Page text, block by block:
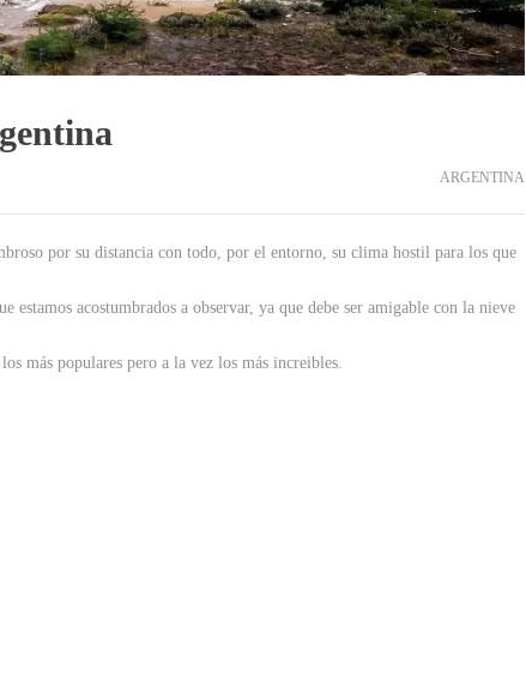
ARGENTINA
por su distancia con todo, por el entorno, su clima hostil para los que
acostumbrados a observar, ya que debe ser amigable con la nieve
más populares pero a la vez los más increibles.